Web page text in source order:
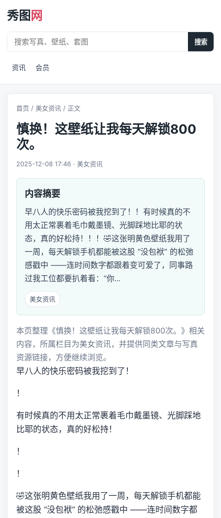
秀图 网
搜索
资讯 会员
首页 / 美女资讯 / 正文
慎换！这壁纸让我每天解锁800
次。
2025-12-08 17:46 · 美女资讯
内容摘要
早八人的快乐密码被我挖到了！！有时候真的不
用太正常裹着毛巾戴墨镜、光脚踩地比耶的状
态，真的好松持！！！🤣这张明黄色壁纸我用了
一周，每天解锁手机都能被这股 “没包袱” 的松弛
感戳中 ——连时间数字都跟着变可爱了，同事路
过我工位都要扒着看：“你...
美女资讯
本页整理《慎换！这壁纸让我每天解锁800次。》相关
内容，所属栏目为美女资讯，并提供同类文章与写真
资源链接，方便继续浏览。
早八人的快乐密码被我挖到了！
！
有时候真的不用太正常裹着毛巾戴墨镜、光脚踩地
比耶的状态，真的好松持！
！
！
🤣这张明黄色壁纸我用了一周，每天解锁手机都能
被这股 “没包袱” 的松弛感戳中 ——连时间数字都